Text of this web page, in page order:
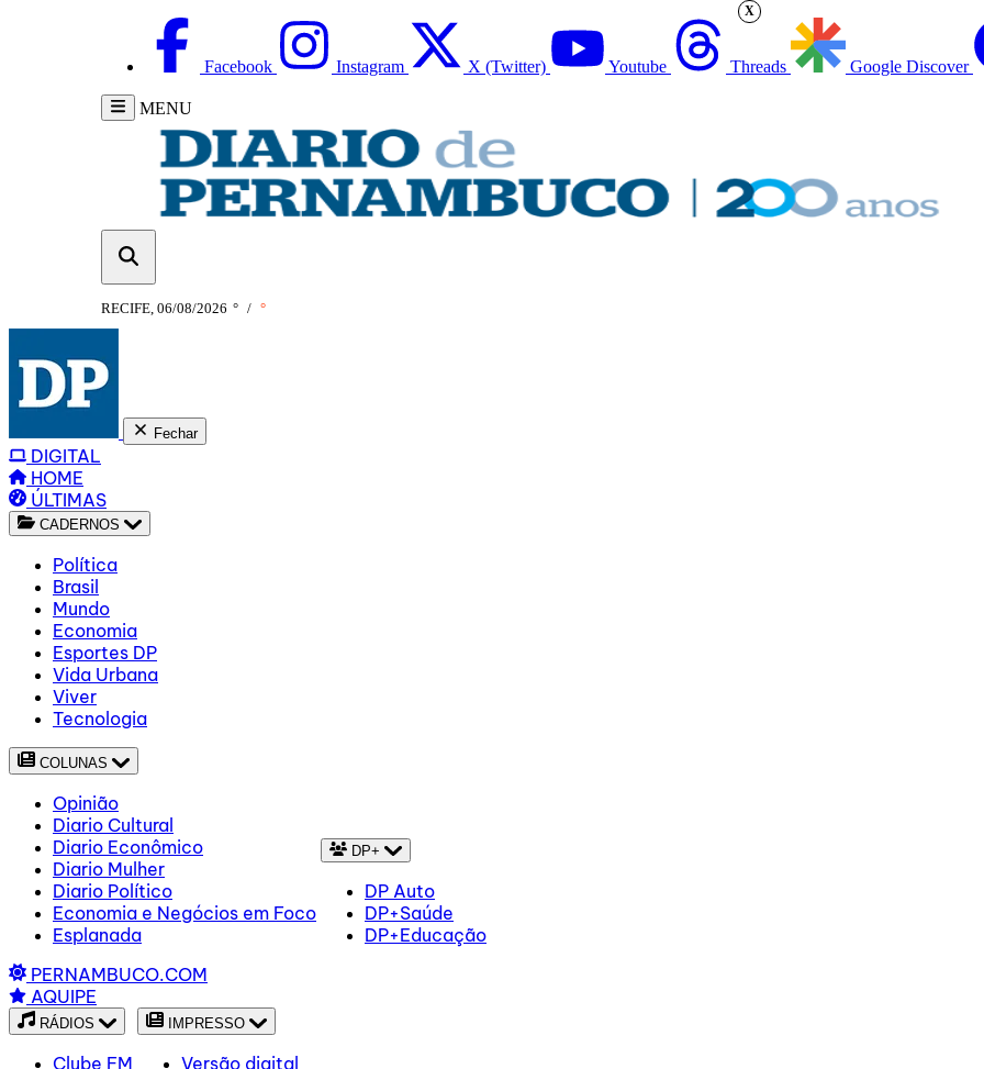
Facebook Instagram X (Twitter) Youtube Threads Google Discover
MENU
RECIFE, 06/08/2026 ° / °
Fechar
DIGITAL
HOME
ÚLTIMAS
CADERNOS
Política
Brasil
Mundo
Economia
Esportes DP
Vida Urbana
Viver
Tecnologia
COLUNAS
Opinião
Diario Cultural
Diario Econômico
Diario Mulher
Diario Político
Economia e Negócios em Foco
Esplanada
DP+
DP Auto
DP+Saúde
DP+Educação
PERNAMBUCO.COM
AQUIPE
RÁDIOS
Clube FM
IMPRESSO
Versão digital
X